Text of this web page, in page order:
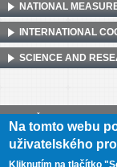
NATIONAL
INTERNATIONAL
SCIENCE AND
Na tomto webu
uživatelského
Kliknutím na tlačítko